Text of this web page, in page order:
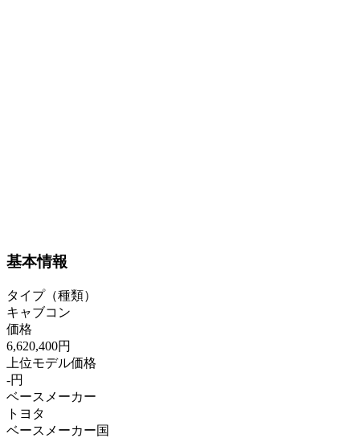
基本情報
タイプ（種類）
キャブコン
価格
6,620,400円
上位モデル価格
-円
ベースメーカー
トヨタ
ベースメーカー国